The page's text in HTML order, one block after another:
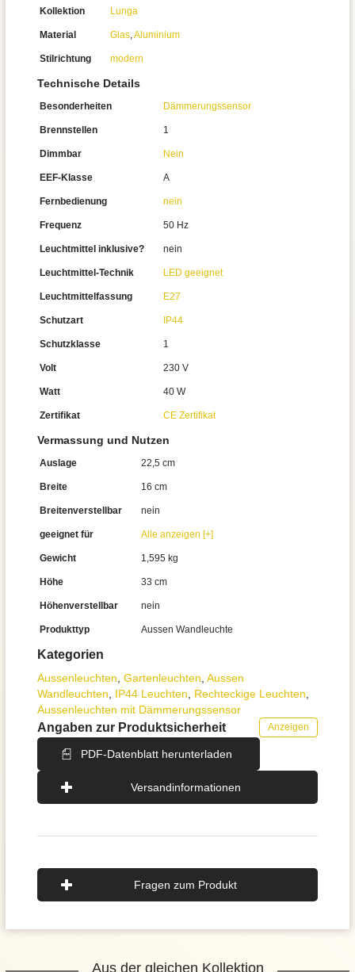
Kategorien
Aussen­leuchten Gartenleuchten Aussen
Wandleuchten
IP44 Leuchten Rechteckige Leuchten
Aussenleuchten mit Dämmerungssensor
Angaben zur Produktsicherheit Anzeigen
PDF-Datenblatt herunterladen
Versandinformationen
Kollektion Lunga
Material Glas,Aluminium
Stilrichtung modern
Technische Details
Besonderheiten Dämmerungssensor
Brennstellen 1
Dimmbar Nein
EEF-Klasse A
Fernbedienung nein
Frequenz 50 Hz
Leuchtmittel inklusive? nein
Leuchtmittel-Technik LED geeignet
Leuchtmittelfassung E27
Schutzart IP44
Schutzklasse 1
Volt 230 V
Watt 40 W
Zertifikat CE Zertifikat
Vermassung und Nutzen
Auslage 22,5 cm
Breite 16 cm
Breitenverstellbar nein
geeignet für Alle anzeigen [+]
Gewicht 1,595 kg
Höhe 33 cm
Höhenverstellbar nein
Produkttyp Aussen Wandleuchte
Fragen zum Produkt
Aus der gleichen Kollektion